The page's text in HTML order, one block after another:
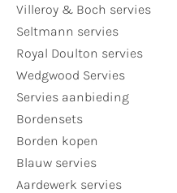
Villeroy & Boch servies
Seltmann servies
Royal Doulton servies
Wedgwood Servies
Servies aanbieding
Bordensets
Borden kopen
Blauw servies
Aardewerk servies